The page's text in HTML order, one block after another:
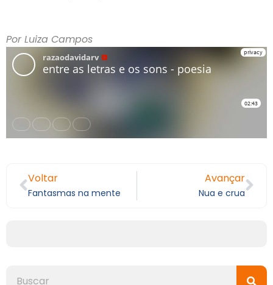
Por Luiza Campos
Voltar
Fantasmas na mente
Avançar
Nua e crua